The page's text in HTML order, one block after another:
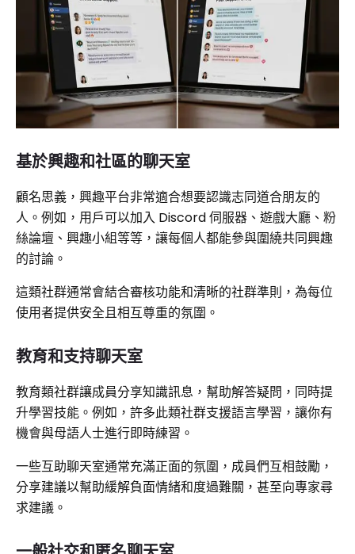
基於興趣和社區的聊天室
顧名思義，興趣平台非常適合想要認識志同道合朋友的
人。例如，用戶可以加入 Discord 伺服器、遊戲大廳、粉
絲論壇、興趣小組等等，讓每個人都能參與圍繞共同興趣
的討論。
這類社群通常會結合審核功能和清晰的社群準則，為每位
使用者提供安全且相互尊重的氛圍。
教育和支持聊天室
教育類社群讓成員分享知識訊息，幫助解答疑問，同時提
升學習技能。例如，許多此類社群支援語言學習，讓你有
機會與母語人士進行即時練習。
一些互助聊天室通常充滿正面的氛圍，成員們互相鼓勵，
分享建議以幫助緩解負面情緒和度過難關，甚至向專家尋
求建議。